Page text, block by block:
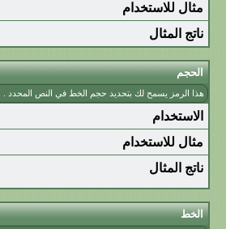
مثال للاستخدام
ناتج المثال
الحجم
هذا الرمز يسمح لك بتحديد حجم الخط في النص المحدد .
الاستخدام
مثال للاستخدام
ناتج المثال
الخط